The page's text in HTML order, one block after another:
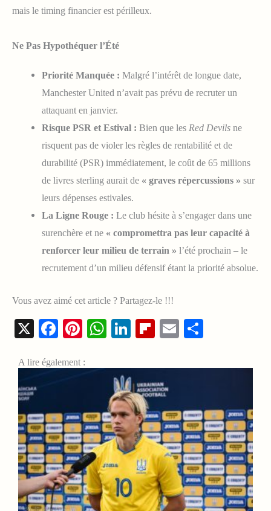
mais le timing financier est périlleux.
Ne Pas Hypothéquer l’Été
Priorité Manquée : Malgré l’intérêt de longue date,
Manchester United n’avait pas prévu de recruter un
attaquant en janvier.
Risque PSR et Estival : Bien que lesRed Devils ne
risquent pas de violer les règles de rentabilité et de
durabilité (PSR) immédiatement, le coût de 65 millions
de livres sterling aurait de « graves répercussions » sur
leurs dépenses estivales.
La Ligne Rouge : Le club hésite à s’engager dans une
surenchère et ne « compromettra pas leur capacité à
renforcer leur milieu de terrain » l’été prochain – le
recrutement d’un milieu défensif étant la priorité absolue.
Vous avez aimé cet article ? Partagez-le !!!
X Facebook
Pinterest
WhatsApp
LinkedIn
Flipboard
Email
A lire également :